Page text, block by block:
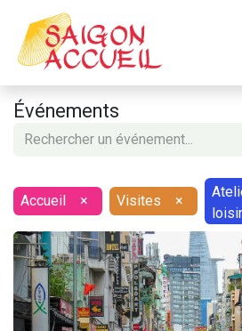
Événements
Accueil × Visites ×